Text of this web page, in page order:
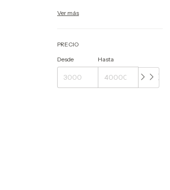
Ver más
PRECIO
Desde Hasta